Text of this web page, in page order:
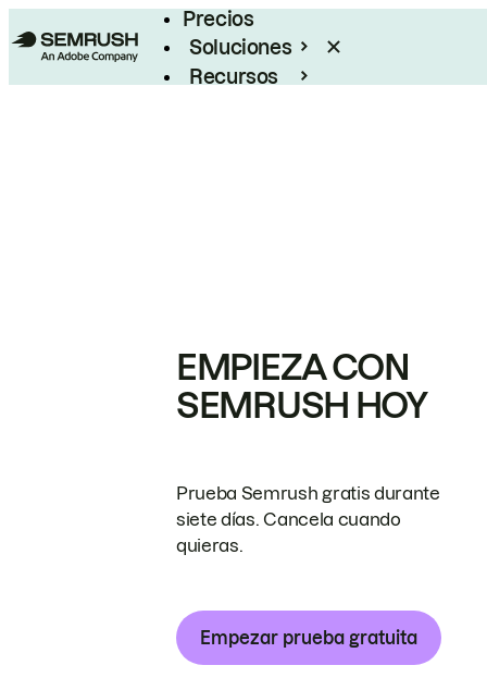
Precios
Soluciones
Recursos
EMPIEZA CON
SEMRUSH HOY
Prueba Semrush gratis durante
siete días. Cancela cuando
quieras.
Empezar prueba gratuita